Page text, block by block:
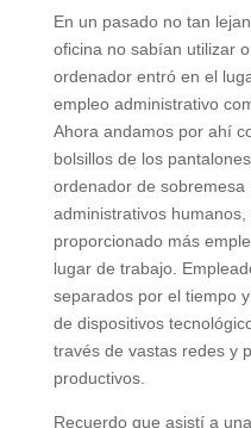
En un pasado no tan
oficina no sabían utilizar
ordenador entró en el
empleo administrativo
Ahora andamos por ahí
bolsillos de los
ordenador de
administrativos
proporcionado más
lugar de trabajo.
separados por el tiempo
de dispositivos
través de vastas redes y
productivos.
Recuerdo que asistí a